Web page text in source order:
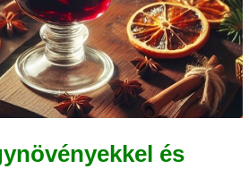
és